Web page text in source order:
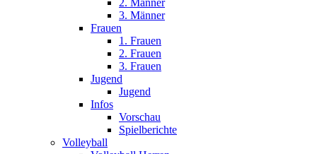
3. Männer
Frauen
1. Frauen
2. Frauen
3. Frauen
Jugend
Jugend
Infos
Vorschau
Spielberichte
Volleyball